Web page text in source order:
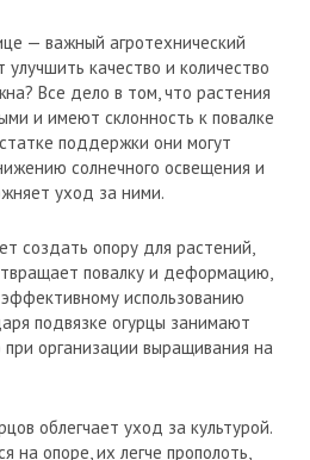
— важный агротехнический
улучшить качество и количество
Все дело в том, что растения
и имеют склонность к повалке
поддержки они могут
солнечного освещения и
уход за ними.
создать опору для растений,
повалку и деформацию,
использованию
подвязке огурцы занимают
организации выращивания на
облегчает уход за культурой.
на опоре, их легче прополоть,